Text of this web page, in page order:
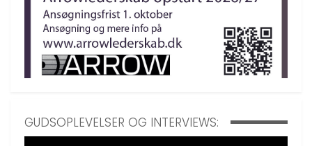
GUDSOPLEVELSER OG INTERVIEWS: